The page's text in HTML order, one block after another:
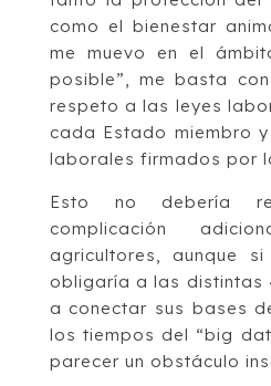
como el bienestar
me muevo en el
posible”, me basta
respeto a las leyes
cada Estado miembro
laborales firmados por
Esto no debería
complicación
agricultores, aunque
obligaría a las distintas
a conectar sus bases
los tiempos del “big
parecer un obstáculo